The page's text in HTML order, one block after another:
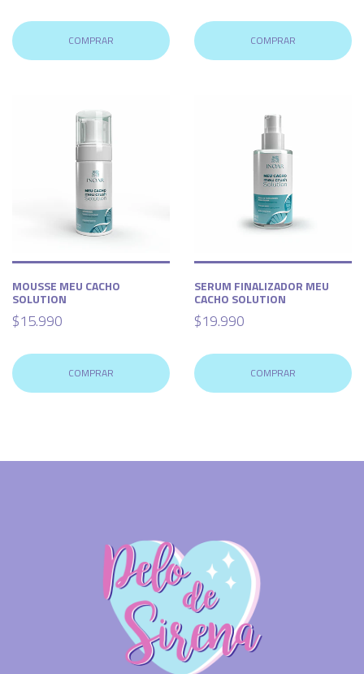
COMPRAR COMPRAR
MOUSSE MEU CACHO
SOLUTION
$15.990
COMPRAR
SERUM FINALIZADOR MEU
CACHO SOLUTION
$19.990
COMPRAR